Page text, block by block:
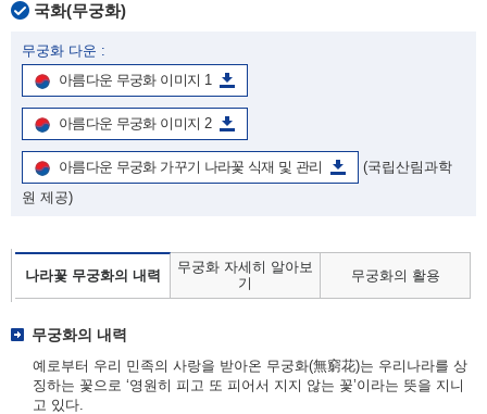
국화(무궁화)
무궁화 다운 :
아름다운 무궁화 이미지 1
아름다운 무궁화 이미지 2
아름다운 무궁화 가꾸기 나라꽃 식재 및 관리
(국립산림과학
원 제공)
나라꽃 무궁화의 내력
무궁화 자세히 알아보
기
무궁화의 활용
무궁화의 내력
예로부터 우리 민족의 사랑을 받아온 무궁화(無窮花)는 우리나라를 상
징하는 꽃으로 ‘영원히 피고 또 피어서 지지 않는 꽃’이라는 뜻을 지니
고 있다.